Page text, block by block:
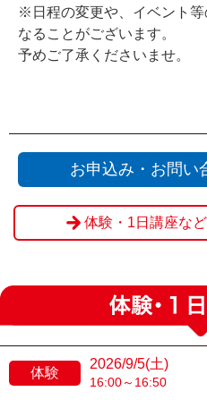
※日程の変更や、イベント
なることがございます。
予めご了承くださいませ。
お申込み・お問い
体験・1日講座な
体験
2026/9/5(土)
16:00～16:50